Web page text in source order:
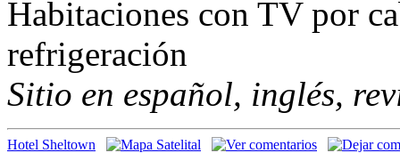
Habitaciones con TV por
refrigeración
Sitio en español, inglés,
Hotel Sheltown